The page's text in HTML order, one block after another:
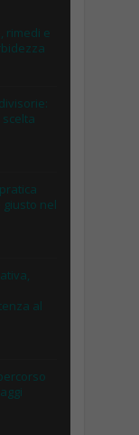
rimedi e
nel
al